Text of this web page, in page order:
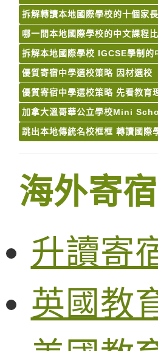
拆解轉讀本地國際學校的十個家
哪一間本地國際學校的中文課程
拆解本地國際學校 IGCSE學制的
優質寄宿中學選校策略 因材選校
優質寄宿中學選校策略 先看教育
加拿大溫哥華公立學校Mini
跳出本地傳統名校框框 轉讀國際
海外寄
升讀寄
英國教